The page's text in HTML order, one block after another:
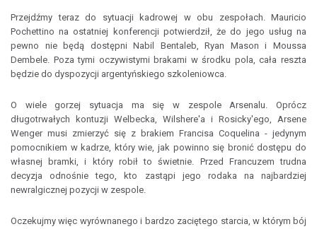
Przejdźmy teraz do sytuacji kadrowej w obu zespołach. Mauricio
Pochettino na ostatniej konferencji potwierdził, że do jego usług na
pewno nie będą dostępni Nabil Bentaleb, Ryan Mason i Moussa
Dembele. Poza tymi oczywistymi brakami w środku pola, cała reszta
będzie do dyspozycji argentyńskiego szkoleniowca.
O wiele gorzej sytuacja ma się w zespole Arsenalu. Oprócz
długotrwałych kontuzji Welbecka, Wilshere'a i Rosicky'ego, Arsene
Wenger musi zmierzyć się z brakiem Francisa Coquelina - jedynym
pomocnikiem w kadrze, który wie, jak powinno się bronić dostępu do
własnej bramki, i który robił to świetnie. Przed Francuzem trudna
decyzja odnośnie tego, kto zastąpi jego rodaka na najbardziej
newralgicznej pozycji w zespole.
Oczekujmy więc wyrównanego i bardzo zaciętego starcia, w którym bój